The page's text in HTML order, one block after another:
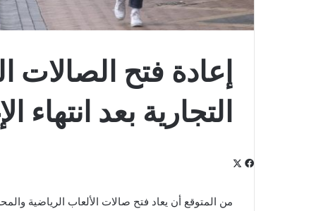
إعادة فتح الصالات
التجارية بعد انتهاء
فيسبوك
من المتوقع أن يعاد فتح صالات الألعاب الرياضية